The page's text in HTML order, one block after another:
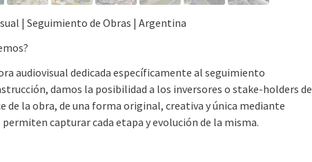
| Seguimiento de Obras | Argentina
audiovisual dedicada específicamente al seguimiento
damos la posibilidad a los inversores o stake-holders de
de la obra, de una forma original, creativa y única mediante
capturar cada etapa y evolución de la misma.